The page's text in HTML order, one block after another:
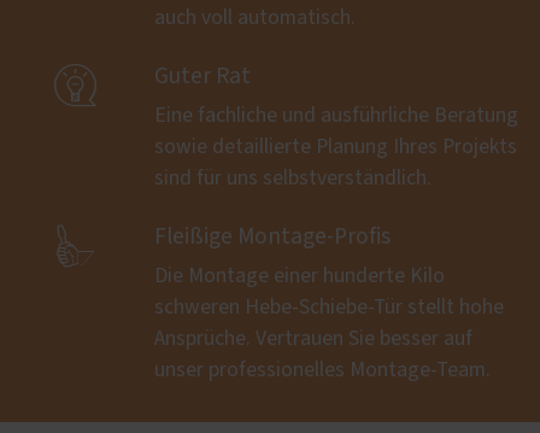
auch voll automatisch.
 Guter Rat
Eine fachliche und ausführliche Beratung
sowie detaillierte Planung Ihres Projekts
sind für uns selbstverständlich.
 Fleißige Montage-Profis
Die Montage einer hunderte Kilo
schweren Hebe-Schiebe-Tür stellt hohe
Ansprüche. Vertrauen Sie besser auf
unser professionelles Montage-Team.